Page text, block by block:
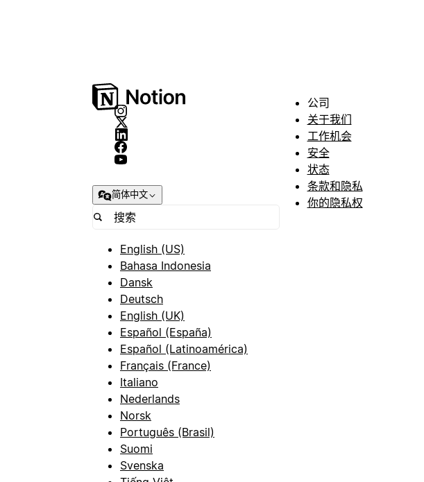
简体中文
English (US)
Bahasa Indonesia
Dansk
Deutsch
English (UK)
Español (España)
Español (Latinoamérica)
Français (France)
Italiano
Nederlands
Norsk
Português (Brasil)
Suomi
Svenska
公司
关于我们
工作机会
安全
状态
条款和隐私
你的隐私权